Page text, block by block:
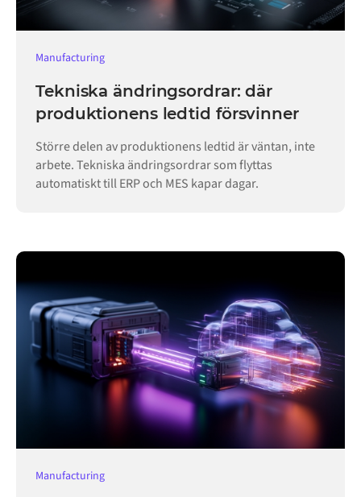
Manufacturing
Tekniska ändringsordrar: där
produktionens ledtid försvinner
Större delen av produktionens ledtid är väntan, inte
arbete. Tekniska ändringsordrar som flyttas
automatiskt till ERP och MES kapar dagar.
Manufacturing